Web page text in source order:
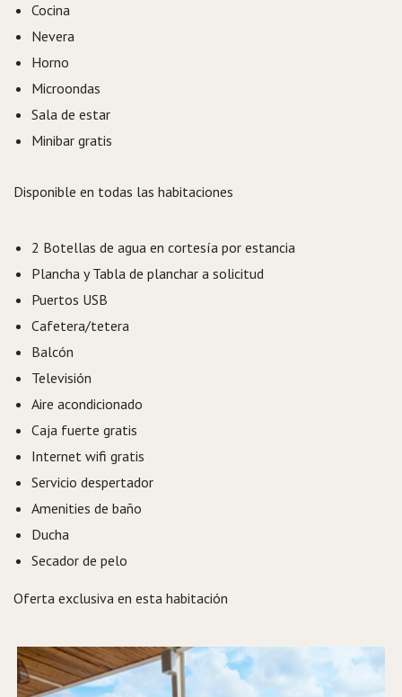
Cocina
Nevera
Horno
Microondas
Sala de estar
Minibar gratis
Disponible en todas las habitaciones
2 Botellas de agua en cortesía por estancia
Plancha y Tabla de planchar a solicitud
Puertos USB
Cafetera/tetera
Balcón
Televisión
Aire acondicionado
Caja fuerte gratis
Internet wifi gratis
Servicio despertador
Amenities de baño
Ducha
Secador de pelo
Oferta exclusiva en esta habitación